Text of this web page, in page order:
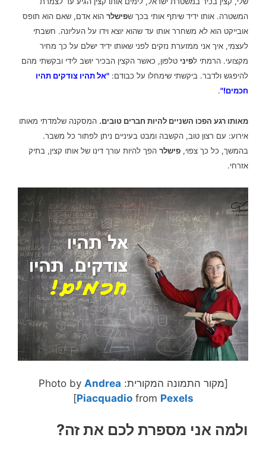
המשטרה. אותו ידיד שיתף אותי בכך שפישלר הוא אדם, שאם הוא תופס
אובייקט הוא לא משחרר אותו עד שהוא יוצא וידו על העליונה. חשבתי
לעצמי, איך אני ממזערת נזקים לפני שאותו ידיד ישלם על כך מחיר
מקצועי. הרמתי לפיני טלפון, כאשר הקצין הבכיר יושב לידי ובקשתי מהם
להיפגש ולדבר. ביקשתי שימחלו על כבודם: "אל תהיו צודקים תהיו
חכמים!".
מאותו רגע הפכו השניים להיות חברים טובים. המסקנה שלמדתי מאותו
אירוע: עם רצון טוב, הקשבה ומבט בעיניים ניתן לפתור כל משבר.
בהמשך, כל כך צפוי, פישלר הפך להיות עורך דינו של אותו קצין, בתיק
אזרחי.
[מקור התמונה המקורית: Photo by Andrea
Piacquadiofrom Pexels
]
ולמה אני מספרת לכם את זה?